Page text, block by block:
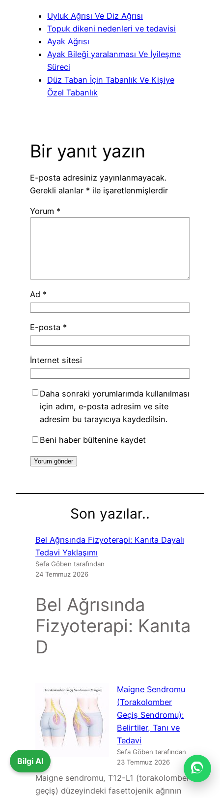
Uyluk Ağrısı Ve Diz Ağrısı
Topuk dikeni nedenleri ve tedavisi
Ayak Ağrısı
Ayak Bileği yaralanması Ve İyileşme
Süreci
Düz Taban İçin Tabanlık Ve Kişiye
Özel Tabanlık
Bir yanıt yazın
E-posta adresiniz yayınlanmayacak.
Gerekli alanlar * ile işaretlenmişlerdir
Yorum *
Ad *
E-posta *
İnternet sitesi
Daha sonraki yorumlarımda kullanılması
için adım, e-posta adresim ve site
adresim bu tarayıcıya kaydedilsin.
Beni haber bültenine kaydet
Son yazılar..
Bel Ağrısında Fizyoterapi: Kanıta Dayalı
Tedavi Yaklaşımı
Sefa Göben tarafından
24 Temmuz 2026
Bel Ağrısında
Fizyoterapi: Kanıta
D
Maigne Sendromu
(Torakolomber
Geçiş Sendromu):
Belirtiler, Tanı ve
Tedavi
Sefa Göben tarafından
23 Temmuz 2026
Maigne sendromu, T12-L1 (torakolomber
geçiş) düzeyindeki fasettojenik ağrının
Bilgi Al